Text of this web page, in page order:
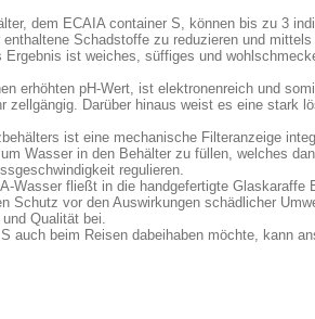
dem ECAIA container S, können bis zu 3
Schadstoffe zu reduzieren und
Ergebnis ist weiches, süffiges und
erhöhten pH-Wert, ist elektronenreich und
zellgängig. Darüber hinaus weist es eine stark
ist eine mechanische Filteranzeige
Wasser in den Behälter zu füllen, welches
regulieren.
Wasser fließt in die handgefertigte
Schutz vor den Auswirkungen schädlicher
Qualität bei.
auch beim Reisen dabeihaben möchte, kann